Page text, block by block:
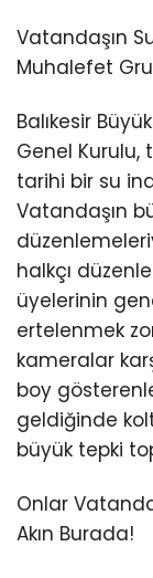
Vatandaşın
Muhalefet
Balıkesir
Genel Kurulu,
tarihi bir su
Vatandaşın
halkçı
üyelerinin
ertelenmek
kameralar
boy
geldiğinde
büyük tepki
Onlar
Akın Burada!